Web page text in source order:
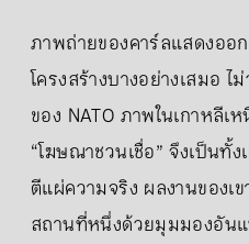
ภาพถ่ายของคาร์ลแสดงออ
โครงสร้างบางอย่างเสมอ ไ
ของ NATO ภาพในเกาหลี
“โฆษณาชวนเชื่อ” จึงเป็นทั้
ตีแผ่ความจริง ผลงานของ
สถานที่หนึ่งด้วยมุมมองอัน